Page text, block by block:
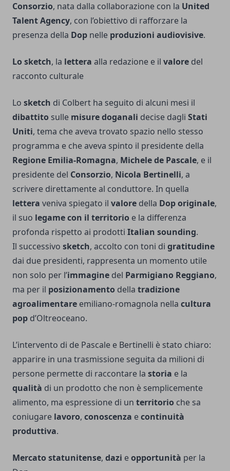
Consorzio, nata dalla collaborazione con la United
Talent Agency, con l’obiettivo di rafforzare la
presenza della Dop nelle produzioni audiovisive.
Lo sketch, la lettera alla redazione e il valore del
racconto culturale
Lo sketch di Colbert ha seguito di alcuni mesi il
dibattito sulle misure doganali decise dagli Stati
Uniti, tema che aveva trovato spazio nello stesso
programma e che aveva spinto il presidente della
Regione Emilia-Romagna, Michele de Pascale, e il
presidente del Consorzio, Nicola Bertinelli, a
scrivere direttamente al conduttore. In quella
lettera veniva spiegato il valore della Dop originale,
il suo legame con il territorio e la differenza
profonda rispetto ai prodotti Italian sounding.
Il successivo sketch, accolto con toni di gratitudine
dai due presidenti, rappresenta un momento utile
non solo per l’immagine del Parmigiano Reggiano,
ma per il posizionamento della tradizione
agroalimentare emiliano-romagnola nella cultura
pop d’Oltreoceano.
L’intervento di de Pascale e Bertinelli è stato chiaro:
apparire in una trasmissione seguita da milioni di
persone permette di raccontare la storia e la
qualità di un prodotto che non è semplicemente
alimento, ma espressione di un territorio che sa
coniugare lavoro, conoscenza econtinuità
produttiva.
Mercato statunitense, dazi eopportunità per la